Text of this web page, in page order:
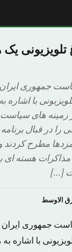
تلویزیونی یک
جمهوری ایران
با اشاره
های سیاست
را در قبال
مطرح کردند و
هسته ای
[…]
الاوسط
جمهوری ایران
با